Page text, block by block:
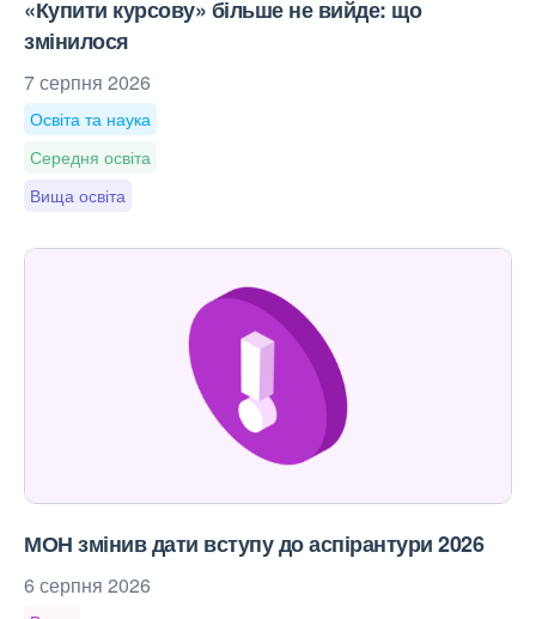
«Купити курсову» більше не вийде: що
змінилося
7 серпня 2026
Освіта та наука
Середня освіта
Вища освіта
МОН змінив дати вступу до аспірантури 2026
6 серпня 2026